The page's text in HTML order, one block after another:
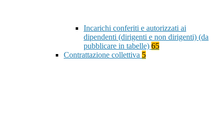
Incarichi conferiti e autorizzati ai
dipendenti (dirigenti e non dirigenti) (da
pubblicare in tabelle) 65
Contrattazione collettiva 5